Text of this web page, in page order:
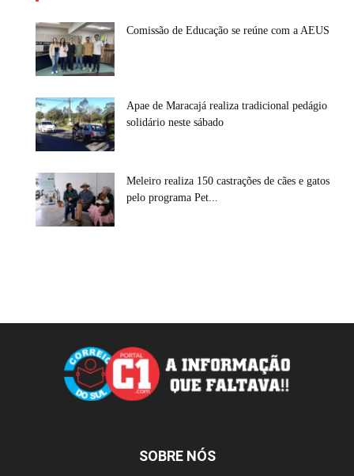
Comissão de Educação se reúne com a AEUS
Apae de Maracajá realiza tradicional pedágio
solidário neste sábado
Meleiro realiza 150 castrações de cães e gatos
pelo programa Pet...
SOBRE NÓS